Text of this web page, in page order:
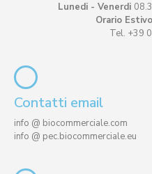
Lunedi - Venerdi
Orario
Tel. +39
Contatti email
info @ biocommerciale.com
info @ pec.biocommerciale.eu